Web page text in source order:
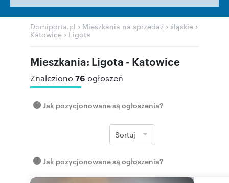
Domiporta.pl › Mieszkania na sprzedaż › śląskie ›
Katowice › Ligota
Mieszkania: Ligota - Katowice
Znaleziono 76 ogłoszeń
Jak pozycjonowane są ogłoszenia?
Sortuj
Jak pozycjonowane są ogłoszenia?